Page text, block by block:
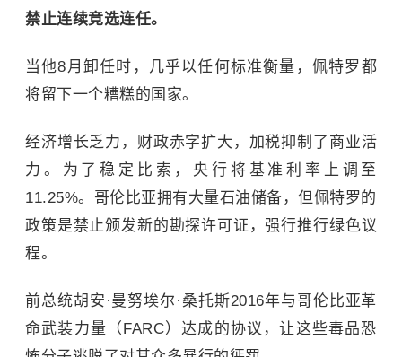
禁止连续竞选连任。
当他8月卸任时，几乎以任何标准衡量，佩特罗都
将留下一个糟糕的国家。
经济增长乏力，财政赤字扩大，加税抑制了商业活
力。为了稳定比索，央行将基准利率上调至
11.25%。哥伦比亚拥有大量石油储备，但佩特罗的
政策是禁止颁发新的勘探许可证，强行推行绿色议
程。
前总统胡安·曼努埃尔·桑托斯2016年与哥伦比亚革
命武装力量（FARC）达成的协议，让这些毒品恐